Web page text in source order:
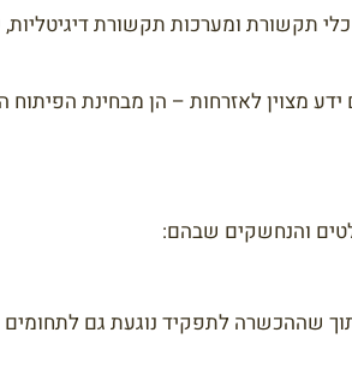
ומערכות תקשורת דיגיטליות,
מצוין לאזרחות – הן מבחינת הפיתוח
והנחשקים שבהם:
שההכשרה לתפקיד נוגעת גם